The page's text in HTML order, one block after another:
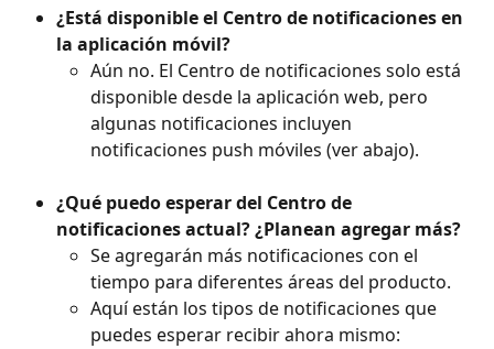
¿Está disponible el Centro de notificaciones en
la aplicación móvil?
Aún no. El Centro de notificaciones solo está
disponible desde la aplicación web, pero
algunas notificaciones incluyen
notificaciones push móviles (ver abajo).
¿Qué puedo esperar del Centro de
notificaciones actual? ¿Planean agregar más?
Se agregarán más notificaciones con el
tiempo para diferentes áreas del producto.
Aquí están los tipos de notificaciones que
puedes esperar recibir ahora mismo: